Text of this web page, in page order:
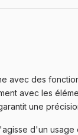
avec des
avec les
une
d'un